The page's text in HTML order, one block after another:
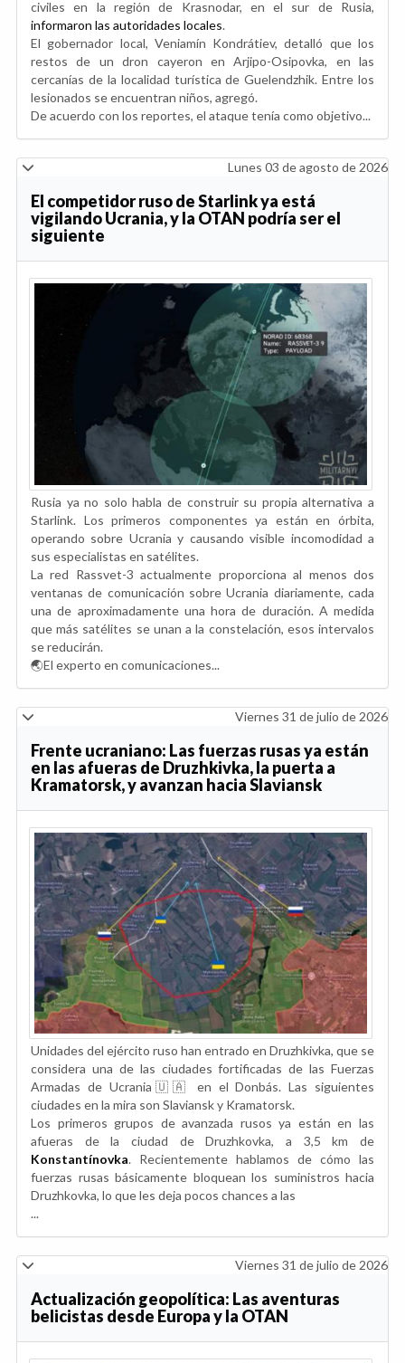
civiles en la región de Krasnodar, en el sur de Rusia,
informaron las autoridades locales.
El gobernador local, Veniamín Kondrátiev, detalló que los
restos de un dron cayeron en Arjipo-Osipovka, en las
cercanías de la localidad turística de Guelendzhik. Entre los
lesionados se encuentran niños, agregó.
De acuerdo con los reportes, el ataque tenía como objetivo...
Lunes 03 de agosto de 2026
El competidor ruso de Starlink ya está
vigilando Ucrania, y la OTAN podría ser el
siguiente
Rusia ya no solo habla de construir su propia alternativa a
Starlink. Los primeros componentes ya están en órbita,
operando sobre Ucrania y causando visible incomodidad a
sus especialistas en satélites.
La red Rassvet-3 actualmente proporciona al menos dos
ventanas de comunicación sobre Ucrania diariamente, cada
una de aproximadamente una hora de duración. A medida
que más satélites se unan a la constelación, esos intervalos
se reducirán.
🌏El experto en comunicaciones...
Viernes 31 de julio de 2026
Frente ucraniano: Las fuerzas rusas ya están
en las afueras de Druzhkivka, la puerta a
Kramatorsk, y avanzan hacia Slaviansk
Unidades del ejército ruso han entrado en Druzhkivka, que se
considera una de las ciudades fortificadas de las Fuerzas
Armadas de Ucrania🇺🇦 en el Donbás. Las siguientes
ciudades en la mira son Slaviansk y Kramatorsk.
Los primeros grupos de avanzada rusos ya están en las
afueras de la ciudad de Druzhkovka, a 3,5 km de
Konstantínovka. Recientemente hablamos de cómo las
fuerzas rusas básicamente bloquean los suministros hacia
Druzhkovka, lo que les deja pocos chances a las
...
Viernes 31 de julio de 2026
Actualización geopolítica: Las aventuras
belicistas desde Europa y la OTAN